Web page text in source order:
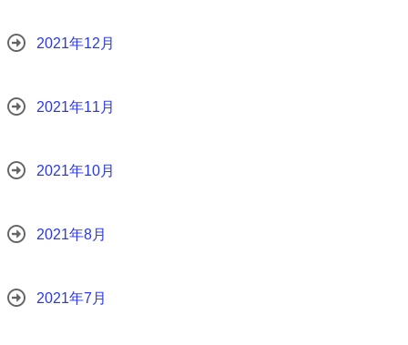
2021年12月
2021年11月
2021年10月
2021年8月
2021年7月